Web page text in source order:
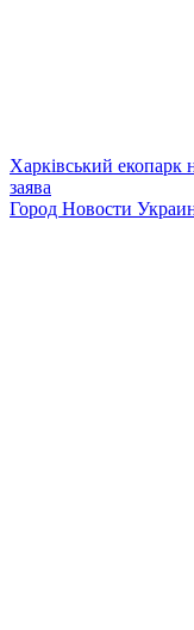
Харківський екопарк
заява
Город Новости